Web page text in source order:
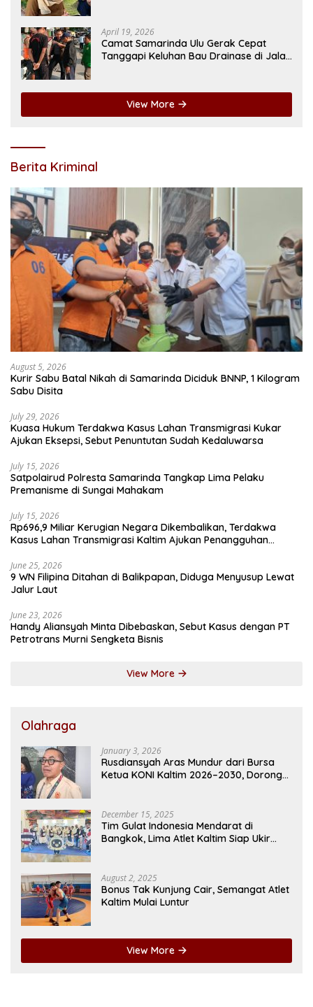
April 19, 2026
Camat Samarinda Ulu Gerak Cepat
Tanggapi Keluhan Bau Drainase di Jalan
View More
Berita Kriminal
August 5, 2026
Kurir Sabu Batal Nikah di Samarinda Diciduk BNNP, 1 Kilogram
Sabu Disita
July 29, 2026
Kuasa Hukum Terdakwa Kasus Lahan Transmigrasi Kukar
Ajukan Eksepsi, Sebut Penuntutan Sudah Kedaluwarsa
July 15, 2026
Satpolairud Polresta Samarinda Tangkap Lima Pelaku
Premanisme di Sungai Mahakam
July 15, 2026
Rp696,9 Miliar Kerugian Negara Dikembalikan, Terdakwa
Kasus Lahan Transmigrasi Kaltim Ajukan Penangguhan
June 25, 2026
9 WN Filipina Ditahan di Balikpapan, Diduga Menyusup Lewat
Jalur Laut
June 23, 2026
Handy Aliansyah Minta Dibebaskan, Sebut Kasus dengan PT
Petrotrans Murni Sengketa Bisnis
View More
Olahraga
January 3, 2026
Rusdiansyah Aras Mundur dari Bursa
Ketua KONI Kaltim 2026–2030, Dorong
December 15, 2025
Tim Gulat Indonesia Mendarat di
Bangkok, Lima Atlet Kaltim Siap Ukir
August 2, 2025
Bonus Tak Kunjung Cair, Semangat Atlet
Kaltim Mulai Luntur
View More